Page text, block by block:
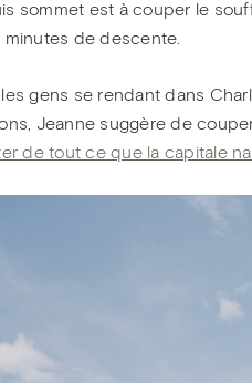
sommet est à couper le
minutes de descente.
les gens se rendant dans
Jeanne suggère de
de tout ce que la capitale